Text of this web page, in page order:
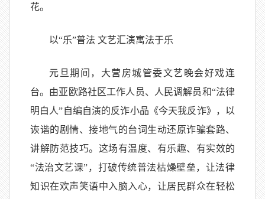
花。
以“乐”普法 文艺汇演寓法于乐
元旦期间，大营房城管委文艺晚会好戏连
台。由亚欧路社区工作人员、人民调解员和“法律
明白人”自编自演的反诈小品《今天我反诈》，以
诙谐的剧情、接地气的台词生动还原诈骗套路、
讲解防范技巧。这场有温度、有乐趣、有实效的
“法治文艺课”，打破传统普法枯燥壁垒，让法律
知识在欢声笑语中入脑入心，让居民群众在轻松